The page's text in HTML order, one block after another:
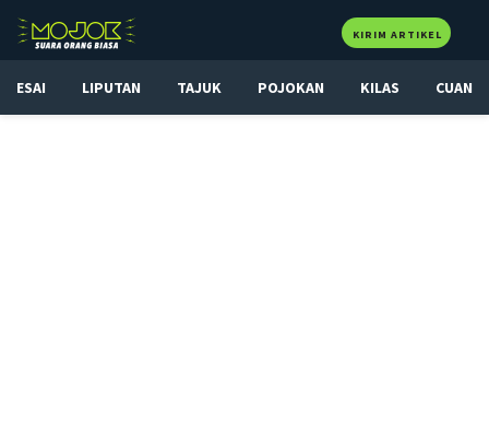
KIRIM ARTIKEL
ESAI LIPUTAN TAJUK POJOKAN KILAS CUAN